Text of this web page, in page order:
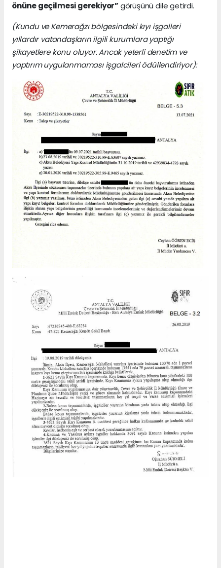
önüne geçilmesi gerekiyor”görüşünü dile getirdi.
(Kundu ve Kemerağzı bölgesindeki kıyı işgalleri
yıllardır vatandaşların ilgili kurumlara yaptığı
şikayetlere konu oluyor. Ancak yeterli denetim ve
yaptırım uygulanmaması işgalcileri ödüllendiriyor):